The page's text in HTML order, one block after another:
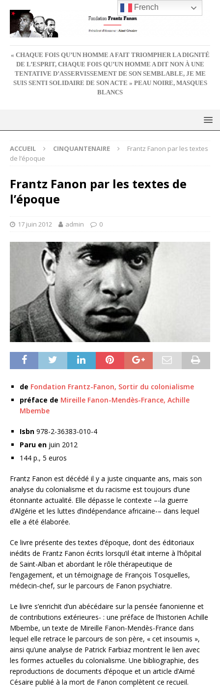
« CHAQUE FOIS QU’UN HOMME A FAIT TRIOMPHER LA DIGNITÉ
DE L’ESPRIT, CHAQUE FOIS QU’UN HOMME A DIT NON À UNE
TENTATIVE D’ASSERVISSEMENT DE SON SEMBLABLE, JE ME
SUIS SENTI SOLIDAIRE DE SON ACTE » PEAU NOIRE, MASQUES
BLANCS
ACCUEIL CINQUANTENAIRE
Frantz Fanon par les textes
de l’époque
Frantz Fanon par les textes de
l’époque
17 juin 2012 admin 0
de Fondation Frantz-Fanon, Sortir du colonialisme
préface de Mireille Fanon-Mendès-France, Achille
Mbembe
Isbn 978-2-36383-010-4
Paru en juin 2012
144 p., 5 euros
Frantz Fanon est décédé il y a juste cinquante ans, mais son
analyse du colonialisme et du racisme est toujours d’une
étonnante actualité. Elle dépasse le contexte –-la guerre
d’Algérie et les luttes d’indépendance africaine-– dans lequel
elle a été élaborée.
Ce livre présente des textes d’époque, dont des éditoriaux
inédits de Frantz Fanon écrits lorsqu’il était interne à l’hôpital
de Saint-Alban et abordant le rôle thérapeutique de
l’engagement, et un témoignage de François Tosquelles,
médecin-chef, sur le parcours de Fanon psychiatre.
Le livre s’enrichit d’un abécédaire sur la pensée fanonienne et
de contributions extérieures- : une préface de l’historien Achille
Mbembe, un texte de Mireille Fanon-Mendès-France dans
lequel elle retrace le parcours de son père, « cet insoumis »,
ainsi qu’une analyse de Patrick Farbiaz montrent le lien avec
les formes actuelles du colonialisme. Une bibliographie, des
reproductions de documents d’époque et un article d’Aimé
Césaire publié à la mort de Fanon complètent ce recueil.
French